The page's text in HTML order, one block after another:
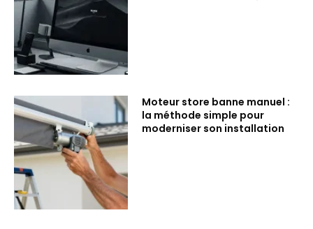
Moteur store banne manuel :
la méthode simple pour
moderniser son installation